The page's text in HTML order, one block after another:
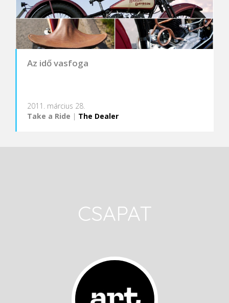
Az idő vasfoga
2011. március 28.
Take a Ride | The Dealer
CSAPAT